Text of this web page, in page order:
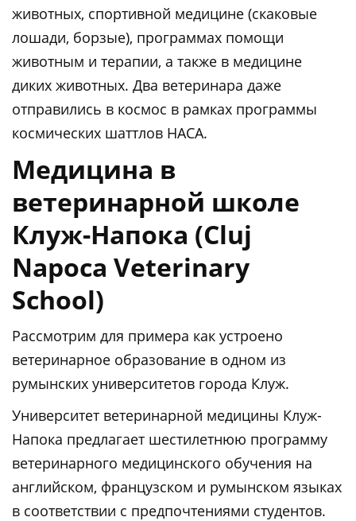
животных, спортивной медицине (скаковые
лошади, борзые), программах помощи
животным и терапии, а также в медицине
диких животных. Два ветеринара даже
отправились в космос в рамках программы
космических шаттлов НАСА.
Медицина в
ветеринарной школе
Клуж-Напока (Cluj
Napoca Veterinary
School)
Рассмотрим для примера как устроено
ветеринарное образование в одном из
румынских университетов города Клуж.
Университет ветеринарной медицины Клуж-
Напока предлагает шестилетнюю программу
ветеринарного медицинского обучения на
английском, французском и румынском языках
в соответствии с предпочтениями студентов.